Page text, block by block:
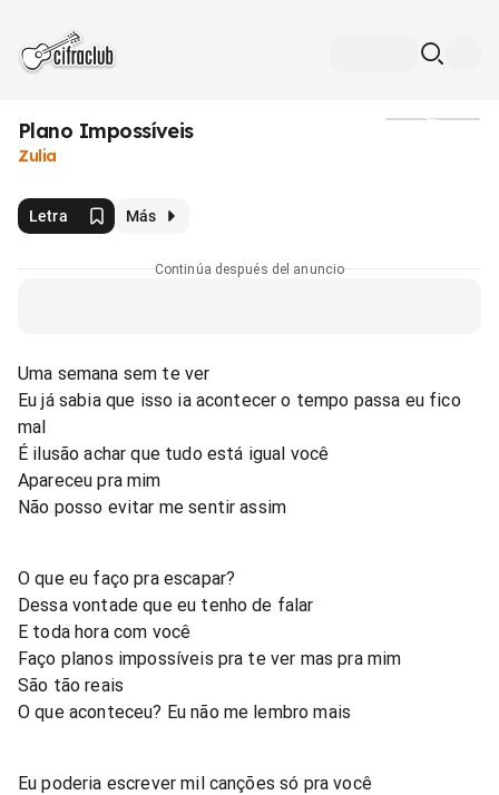
Plano Impossíveis
Zulia
Letra Más
Continúa después del anuncio
Uma semana sem te ver
Eu já sabia que isso ia acontecer o tempo passa eu fico
mal
É ilusão achar que tudo está igual você
Apareceu pra mim
Não posso evitar me sentir assim
O que eu faço pra escapar?
Dessa vontade que eu tenho de falar
E toda hora com você
Faço planos impossíveis pra te ver mas pra mim
São tão reais
O que aconteceu? Eu não me lembro mais
Eu poderia escrever mil canções só pra você